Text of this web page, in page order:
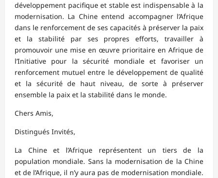
développement pacifique et stable est indispensable à la
modernisation. La Chine entend accompagner l’Afrique
dans le renforcement de ses capacités à préserver la paix
et la stabilité par ses propres efforts, travailler à
promouvoir une mise en œuvre prioritaire en Afrique de
l’Initiative pour la sécurité mondiale et favoriser un
renforcement mutuel entre le développement de qualité
et la sécurité de haut niveau, de sorte à préserver
ensemble la paix et la stabilité dans le monde.
Chers Amis,
Distingués Invités,
La Chine et l’Afrique représentent un tiers de la
population mondiale. Sans la modernisation de la Chine
et de l’Afrique, il n’y aura pas de modernisation mondiale.